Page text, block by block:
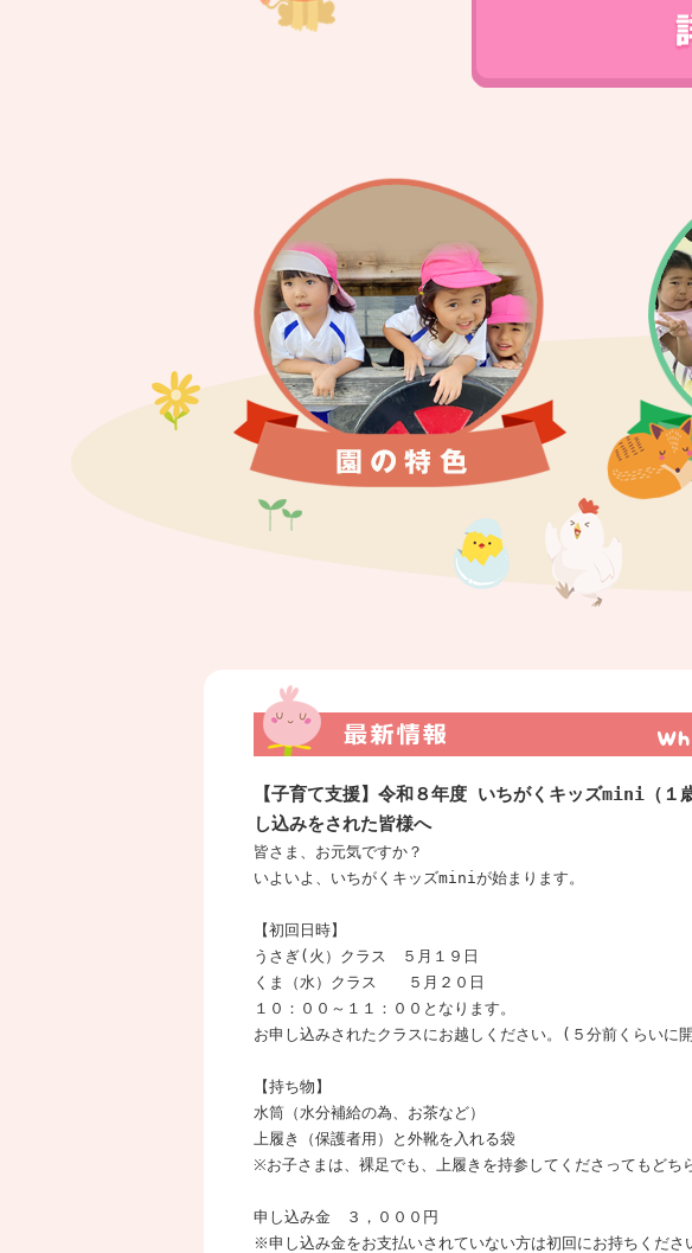
【子育て支援】令和８年度 いちがくキッズmini（１
し込みをされた皆様へ
皆さま、お元気ですか？
いよいよ、いちがくキッズminiが始まります。
【初回日時】
うさぎ(火）クラス ５月１９日
くま（水）クラス ５月２０日
１０：００～１１：００となります。
お申し込みされたクラスにお越しください。(５分前くらいに
【持ち物】
水筒（水分補給の為、お茶など）
上履き（保護者用）と外靴を入れる袋
※お子さまは、裸足でも、上履きを持参してくださってもどち
申し込み金 ３，０００円
※申し込み金をお支払いされていない方は初回にお持ちくださ